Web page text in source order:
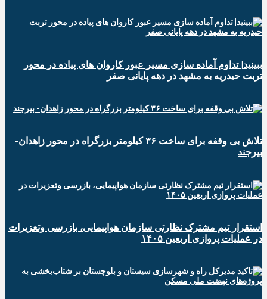
ببینید| تداوم آماده سازی مسیر عبور کاروان های پیاده در محور
تربت حیدریه به مشهد در دهه پایانی صفر
تلاش بی وقفه برای ساخت ۳۶ کیلومتر بزرگراه در محور زاهدان-
بیرجند
استقرار تیم مشترک نظارتی سازمان هواپیمایی، بازرسی وتعزیرات
در عملیات پروازی اربعین ۱۴۰۵